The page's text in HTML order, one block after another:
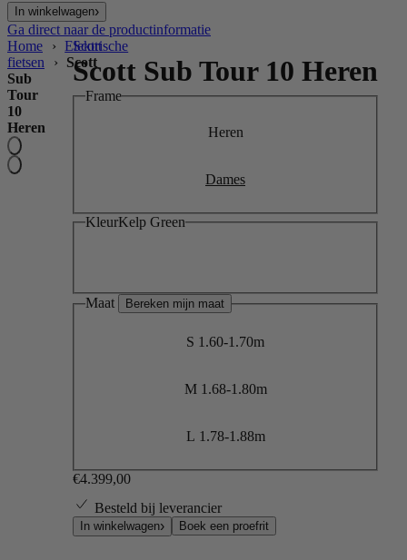
In winkelwagen
Ga direct naar de productinformatie
Home
› Elektrische
fietsen
›
Scott
Sub
Tour
10
Heren
Scott
Scott Sub Tour 10 Heren
Frame
Heren
Dames
KleurKelp Green
Maat Bereken mijn maat
S 1.60-1.70m
M 1.68-1.80m
L 1.78-1.88m
€4.399,00
Besteld bij leverancier
In winkelwagen Boek een proefrit